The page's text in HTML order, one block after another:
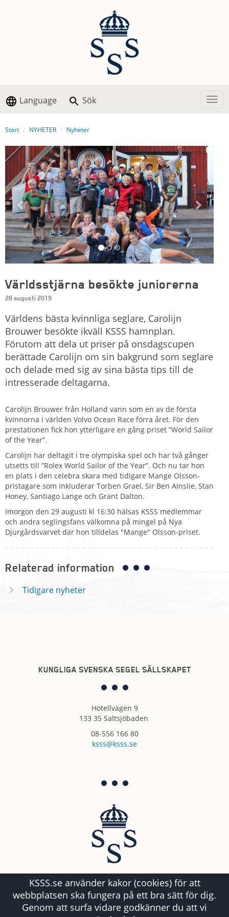
Language Sök
Start NYHETER Nyheter
Världsstjärna besökte juniorerna
28 augusti 2019
Världens bästa kvinnliga seglare, Carolijn
Brouwer besökte ikväll KSSS hamnplan.
Förutom att dela ut priser på onsdagscupen
berättade Carolijn om sin bakgrund som seglare
och delade med sig av sina bästa tips till de
intresserade deltagarna.
Carolijn Brouwer från Holland vann som en av de första
kvinnorna i världen Volvo Ocean Race förra året. För den
prestationen fick hon ytterligare en gång priset ”World Sailor
of the Year”.
Carolijn har deltagit i tre olympiska spel och har två gånger
utsetts till ”Rolex World Sailor of the Year”. Och nu tar hon
en plats i den celebra skara med tidigare Mange Olsson-
pristagare som inkluderar Torben Grael, Sir Ben Ainslie, Stan
Honey, Santiago Lange och Grant Dalton.
Imorgon den 29 augusti kl 16:30 hälsas KSSS medlemmar
och andra seglingsfans välkomna på mingel på Nya
Djurgårdsvarvet där hon tilldelas "Mange" Olsson-priset.
Relaterad information
Tidigare nyheter
KSSS.se använder kakor (cookies) för att
webbplatsen ska fungera på ett bra sätt för dig.
Genom att surfa vidare godkänner du att vi
KUNGLIGA SVENSKA SEGEL SÄLLSKAPET
Hotellvägen 9
133 35 Saltsjöbaden
08-556 166 80
ksss@ksss.se